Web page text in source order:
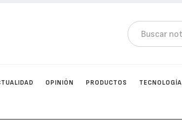
OPINIÓN PRODUCTOS TECNOLOGÍA